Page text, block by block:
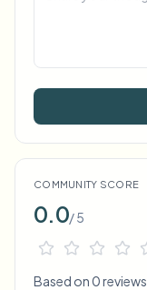
COMMUNITY SCORE
0.0/ 5
Based on 0 reviews